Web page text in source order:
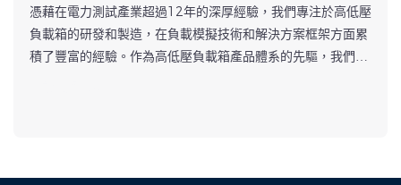
憑藉在電力測試產業超過12年的深厚經驗，我們專注於高低壓
負載箱的研發和製造，在負載模擬技術和解決方案框架方面累
積了豐富的經驗。作為高低壓負載箱產品體系的先驅，我們的